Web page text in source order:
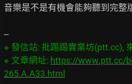
音樂是不是有機會能夠聽到完整
※ 發信站: 批踢踢實業坊(ptt.cc),
※ 文章網址: https://www.ptt.cc/
265.A.A33.html